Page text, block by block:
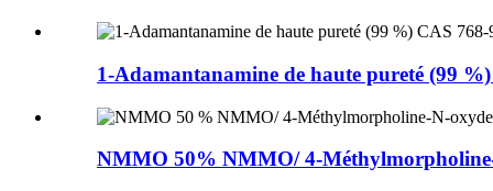
1-Adamantanamine de haute pureté (99
NMMO 50% NMMO/ 4-